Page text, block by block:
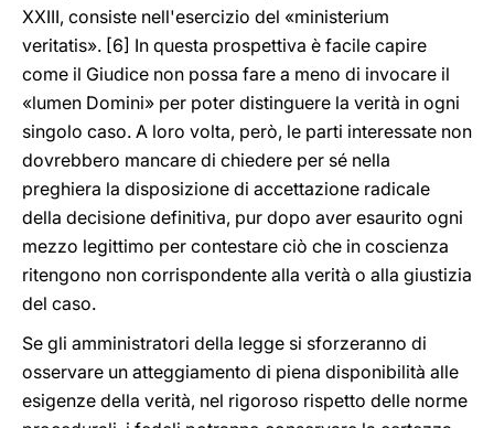
XXIII, consiste nell'esercizio del «ministerium
veritatis». [6] In questa prospettiva è facile capire
come il Giudice non possa fare a meno di invocare il
«lumen Domini» per poter distinguere la verità in ogni
singolo caso. A loro volta, però, le parti interessate non
dovrebbero mancare di chiedere per sé nella
preghiera la disposizione di accettazione radicale
della decisione definitiva, pur dopo aver esaurito ogni
mezzo legittimo per contestare ciò che in coscienza
ritengono non corrispondente alla verità o alla giustizia
del caso.
Se gli amministratori della legge si sforzeranno di
osservare un atteggiamento di piena disponibilità alle
esigenze della verità, nel rigoroso rispetto delle norme